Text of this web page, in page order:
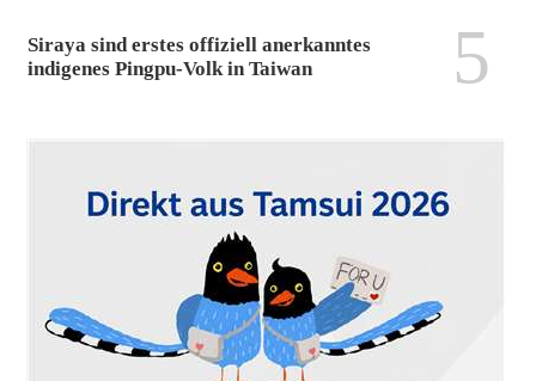
Siraya sind erstes offiziell anerkanntes
indigenes Pingpu-Volk in Taiwan
5